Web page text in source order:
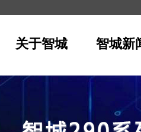
关于智城 智城新